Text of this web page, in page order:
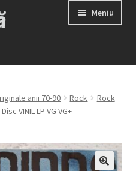
Meniu
anii 70-90 Rock
Rock
VINIL LP VG VG+